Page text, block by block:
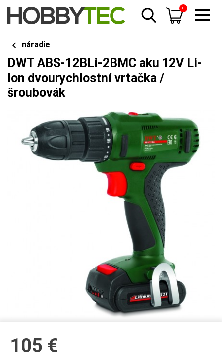
0
náradie
DWT ABS-12BLi-2BMC aku 12V Li-
Ion dvourychlostní vrtačka /
šroubovák
105 €